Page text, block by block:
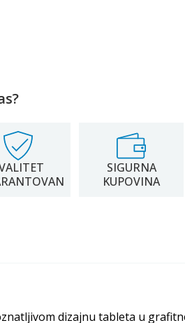
SIGURNA
KUPOVINA
dizajnu tableta u